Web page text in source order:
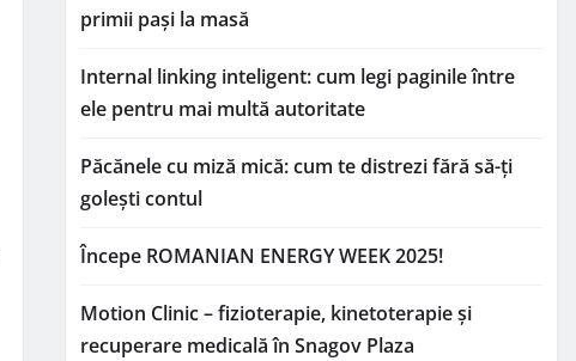
primii pași la masă
Internal linking inteligent: cum legi paginile între
ele pentru mai multă autoritate
Păcănele cu miză mică: cum te distrezi fără să-ți
golești contul
Începe ROMANIAN ENERGY WEEK 2025!
Motion Clinic – fizioterapie, kinetoterapie și
recuperare medicală în Snagov Plaza